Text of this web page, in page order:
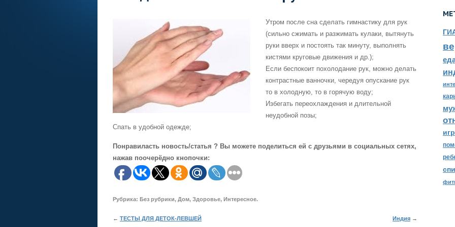
Утром после сна сделать гимнастику для рук
(сильно сжимать и разжимать кулаки, вытянуть
руки вверх и постоять так минуту, выполнять
кистями круговые движения и др.);
Если беспокоит похолодание рук, можно делать
контрастные ванночки, чередуя опускание рук
то в холодную, то в горячую воду;
Избегать переохлаждения и длительной
неудобной позы;
Спать в удобной одежде;
Понравиласть новость/статья ? Вы можете поделиться ей с друзьями в социальных сетях,
нажав поочерёдно кнопочки:
Рубрика: Без рубрики, Дом, Здоровье, Интересное.
← ТЕСТЫ ДЛЯ ДЕТОК-ЛЕВШЕЙ Индия →